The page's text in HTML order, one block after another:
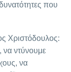
που
Χριστόδουλος:
να ντύνουμε
να